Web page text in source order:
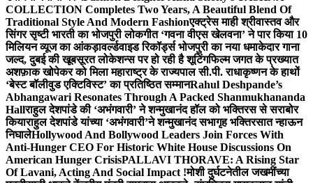
COLLECTION Completes Two Years, A Beautiful Blend Of
Traditional Style And Modern Fashionएक्ट्रेस माही श्रीवास्तव और
सिंगर सृष्टी भारती का भोजपुरी लोकगीत ‘गवना वीएस खेलवना’ ने पार किया 10
मिलियन व्यूज का आंकड़ावर्ल्डवाइड रिकॉर्ड्स भोजपुरी का नया धमाकेदार गाना
जल्द, दुबई की खूबसूरत लोकेशन्स पर हो रही है शूटिंगफिल्म जगत के प्रख्यात
अशफ़ाक खोपेकर को मिला महाराष्ट्र के राज्यपाल सी.पी. राधाकृष्णन के हाथों
‘बेस्ट बॉलीवुड एक्टिविस्ट’ का प्रतिष्ठित सम्मानRahul Deshpande’s
Abhangawari Resonates Through A Packed Shanmukhananda
Hallराहुल देशपांडे की ‘अभंगवारी’ ने शन्मुखानंद हॉल को भक्तिरस से सराबोर
कियाराहुल देशपांडे यांच्या ‘अभंगवारी’ने शन्मुखानंद सभागृह भक्तिरसात न्हाऊन
निघालेHollywood And Bollywood Leaders Join Forces With
Anti-Hunger CEO For Historic White House Discussions On
American Hunger CrisisPALLAVI THORAVE: A Rising Star
Of Lavani, Acting And Social Impact !मोशी दुर्घटनेतील जखमींच्या